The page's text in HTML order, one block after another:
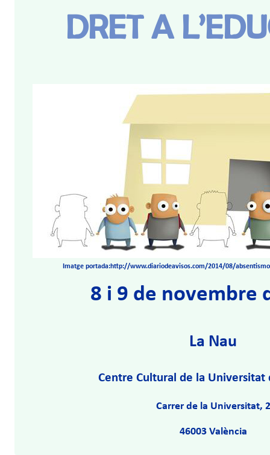
DRET A
Imatge portada:http://www.diariodeavisos.com/2014/08/
8 i 9 de novembre
La Nau
Centre Cultural de la Universitat
Carrer de la Universitat, 2
46003 València